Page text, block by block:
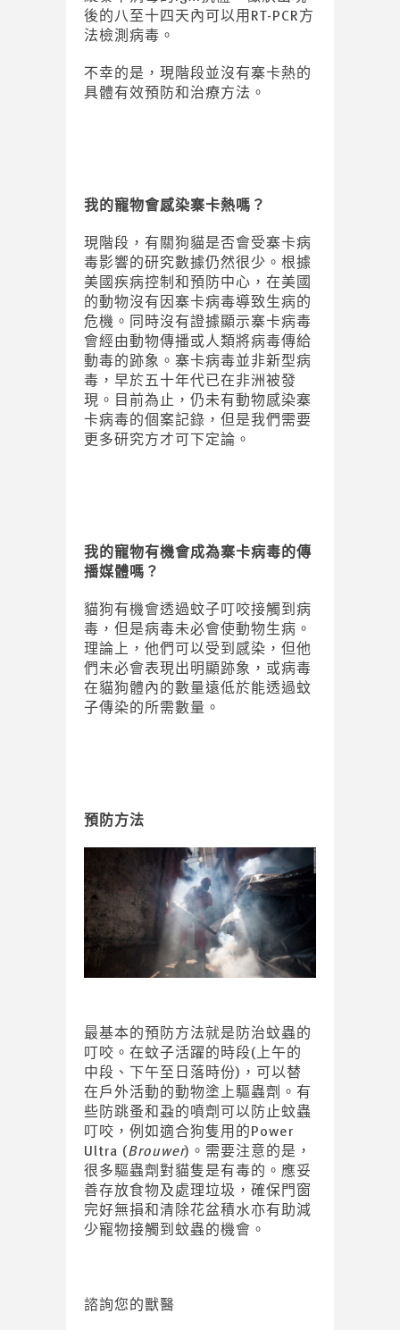
後的八至十四天內可以用RT-PCR方
法檢測病毒。
不幸的是，現階段並沒有寨卡熱的
具體有效預防和治療方法。
我的寵物會感染寨卡熱嗎 ？
現階段，有關狗貓是否會受寨卡病
毒影響的研究數據仍然很少。根據
美國疾病控制和預防中心，在美國
的動物沒有因寨卡病毒導致生病的
危機。同時沒有證據顯示寨卡病毒
會經由動物傳播或人類將病毒傳給
動毒的跡象。寨卡病毒並非新型病
毒，早於五十年代已在非洲被發
現。目前為止，仍未有動物感染寨
卡病毒的個案記錄，但是我們需要
更多研究方才可下定論。
我的寵物有機會成為寨卡病毒的傳
播媒體嗎 ？
貓狗有機會透過蚊子叮咬接觸到病
毒，但是病毒未必會使動物生病。
理論上，他們可以受到感染，但他
們未必會表現出明顯跡象，或病毒
在貓狗體內的數量遠低於能透過蚊
子傳染的所需數量。
預防方法
最基本的預防方法就是防治蚊蟲的
叮咬。在蚊子活躍的時段(上午的
中段、下午至日落時份)，可以替
在戶外活動的動物塗上驅蟲劑。有
些防跳蚤和蝨的噴劑可以防止蚊蟲
叮咬，例如適合狗隻用的Power
Ultra (Brouwer)。需要注意的是，
很多驅蟲劑對貓隻是有毒的。應妥
善存放食物及處理垃圾，確保門窗
完好無損和清除花盆積水亦有助減
少寵物接觸到蚊蟲的機會。
諮詢您的獸醫